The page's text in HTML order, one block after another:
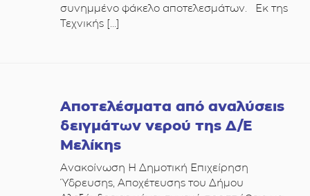
συνημμένο φάκελο αποτελεσμάτων. Εκ της
Τεχνικής […]
Αποτελέσματα από αναλύσεις
δειγμάτων νερού της Δ/Ε
Μελίκης
Ανακοίνωση Η Δημοτική Επιχείρηση
Ύδρευσης, Αποχέτευσης του Δήμου